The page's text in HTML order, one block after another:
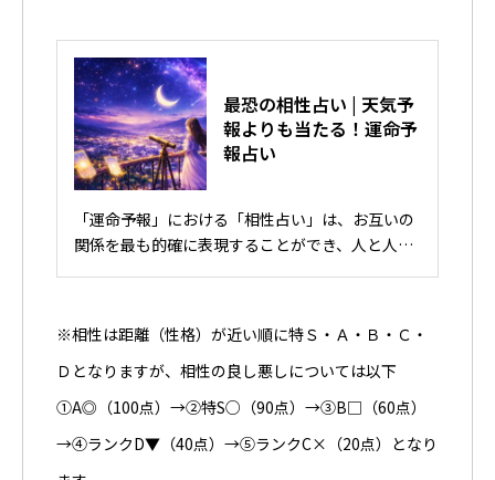
最恐の相性占い | 天気予
報よりも当たる！運命予
報占い
「運命予報」における「相性占い」は、お互いの
関係を最も的確に表現することができ、人と人と
※相性は距離（性格）が近い順に特Ｓ・Ａ・Ｂ・Ｃ・
Ｄとなりますが、相性の良し悪しについては以下
①A◎（100点）→②特S○（90点）→③B□（60点）
→④ランクD▼（40点）→⑤ランクC×（20点）となり